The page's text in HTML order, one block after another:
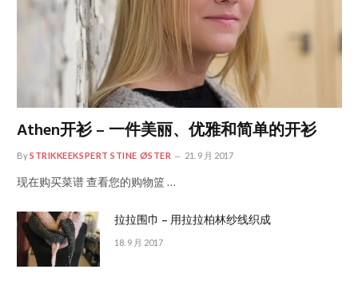
Athen开衫 – 一件美丽、优雅和简单的开衫
BySTRIKKEEKSPERT STINE ØSTER 21. 9 月 2017
现在购买菜谱 查看您的购物篮 …
拉拉围巾 – 用拉拉柏林纱线织成
18. 9 月 2017